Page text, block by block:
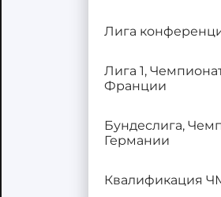
Лига
Лига 1,
Франции
Бундеслига,
Германии
Квалификация